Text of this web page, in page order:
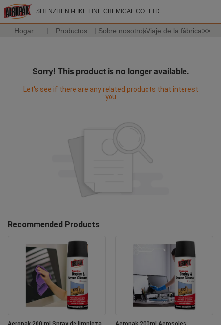
SHENZHEN I-LIKE FINE CHEMICAL CO., LTD
Hogar Productos Sobre nosotrosViaje de la fábrica>>
Sorry! This product is no longer available.
Let's see if there are any related products that interest
you
Recommended Products
Aeropak 200 ml Spray de limpieza
Aeropak 200ml Aerosoles